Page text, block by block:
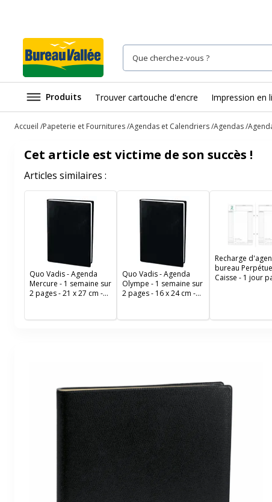
Produits Trouver cartouche d'encre Impression en
Accueil Papeterie et Fournitures Agendas et Calendriers Agendas
Cet article est victime de son succès !
Articles similaires :
Quo Vadis - Agenda
Mercure - 1 semaine sur
2 pages - 21 x 27 cm -
Quo Vadis - Agenda
Olympe - 1 semaine sur
2 pages - 16 x 24 cm -
Recharge
bureau
Caisse - 1 jour